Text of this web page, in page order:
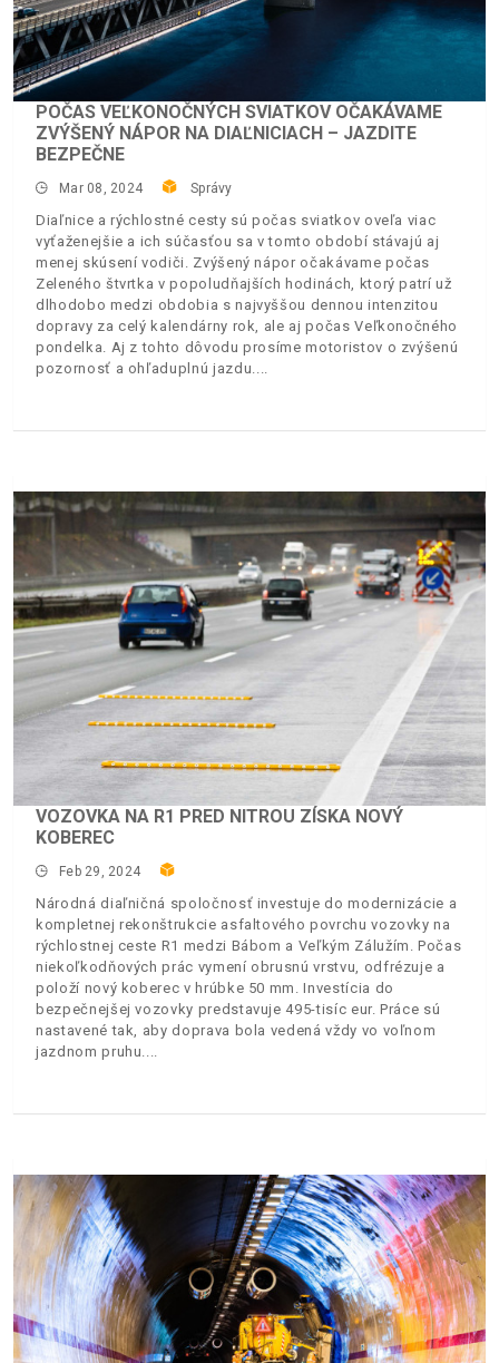
POČAS VEĽKONOČNÝCH SVIATKOV OČAKÁVAME
ZVÝŠENÝ NÁPOR NA DIAĽNICIACH – JAZDITE
BEZPEČNE
Mar 08, 2024 Správy
Diaľnice a rýchlostné cesty sú počas sviatkov oveľa viac
vyťaženejšie a ich súčasťou sa v tomto období stávajú aj
menej skúsení vodiči. Zvýšený nápor očakávame počas
Zeleného štvrtka v popoludňajších hodinách, ktorý patrí už
dlhodobo medzi obdobia s najvyššou dennou intenzitou
dopravy za celý kalendárny rok, ale aj počas Veľkonočného
pondelka. Aj z tohto dôvodu prosíme motoristov o zvýšenú
pozornosť a ohľaduplnú jazdu.
VOZOVKA NA R1 PRED NITROU ZÍSKA NOVÝ
KOBEREC
Feb 29, 2024
Národná diaľničná spoločnosť investuje do modernizácie a
kompletnej rekonštrukcie asfaltového povrchu vozovky na
rýchlostnej ceste R1 medzi Bábom a Veľkým Zálužím. Počas
niekoľkodňových prác vymení obrusnú vrstvu, odfrézuje a
položí nový koberec v hrúbke 50 mm. Investícia do
bezpečnejšej vozovky predstavuje 495-tisíc eur. Práce sú
nastavené tak, aby doprava bola vedená vždy vo voľnom
jazdnom pruhu.